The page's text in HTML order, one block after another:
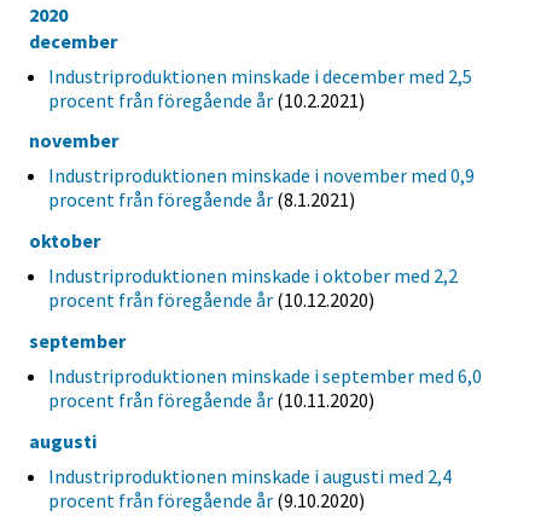
2020
december
Industriproduktionen minskade i december med 2,5
procent från föregående år (10.2.2021)
november
Industriproduktionen minskade i november med 0,9
procent från föregående år (8.1.2021)
oktober
Industriproduktionen minskade i oktober med 2,2
procent från föregående år (10.12.2020)
september
Industriproduktionen minskade i september med 6,0
procent från föregående år (10.11.2020)
augusti
Industriproduktionen minskade i augusti med 2,4
procent från föregående år (9.10.2020)